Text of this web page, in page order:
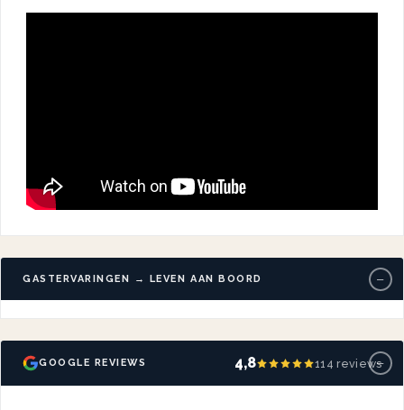
GOOGLE REVIEWS 4,8 114 reviews−
GASTERVARINGEN → LEVEN AAN BOORD −